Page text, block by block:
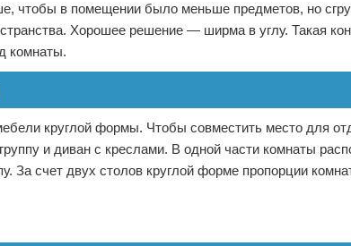
чтобы в помещении было меньше предметов, но
Хорошее решение — ширма в углу. Такая
комнаты.
круглой формы. Чтобы совместить место для
и диван с креслами. В одной части комнаты
За счет двух столов круглой форме пропорции